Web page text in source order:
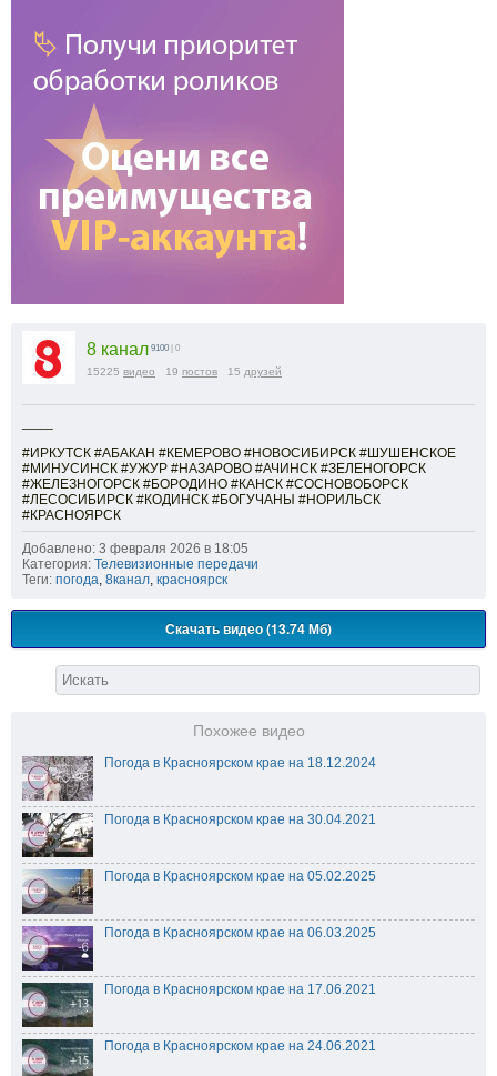
8 канал 9100 | 0
15225 видео 19 постов 15 друзей
#ИРКУТСК #АБАКАН #КЕМЕРОВО #НОВОСИБИРСК #ШУШЕНСКОЕ
#МИНУСИНСК #УЖУР #НАЗАРОВО #АЧИНСК #ЗЕЛЕНОГОРСК
#ЖЕЛЕЗНОГОРСК #БОРОДИНО #КАНСК #СОСНОВОБОРСК
#ЛЕСОСИБИРСК #КОДИНСК #БОГУЧАНЫ #НОРИЛЬСК
#КРАСНОЯРСК
Добавлено: 3 февраля 2026 в 18:05
Категория: Телевизионные передачи
Теги: погода, 8канал, красноярск
Скачать видео (13.74 Мб)
Похожее видео
Погода в Красноярском крае на 18.12.2024
Погода в Красноярском крае на 30.04.2021
Погода в Красноярском крае на 05.02.2025
Погода в Красноярском крае на 06.03.2025
Погода в Красноярском крае на 17.06.2021
Погода в Красноярском крае на 24.06.2021